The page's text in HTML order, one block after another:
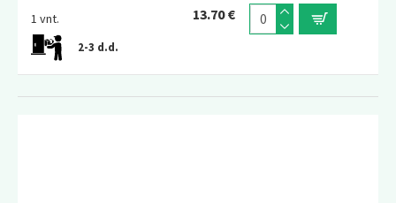
1 vnt.
2-3 d.d.
13.70 €